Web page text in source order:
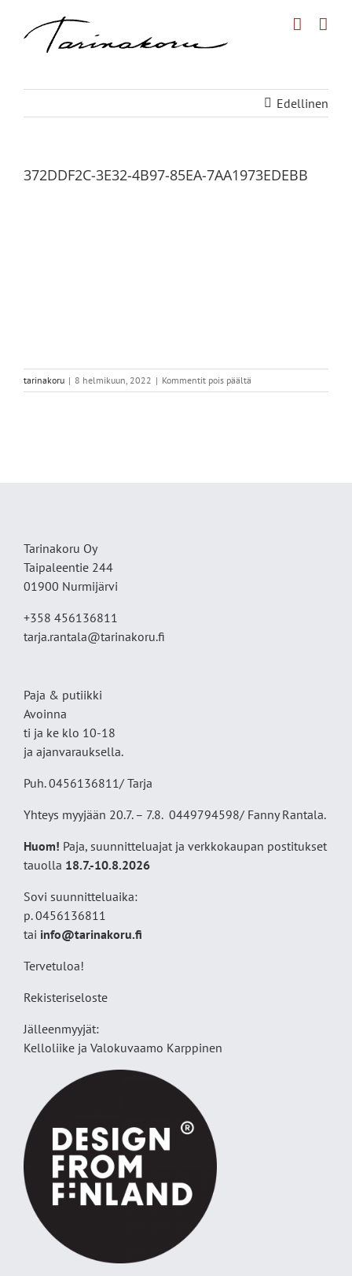
Edellinen
372DDF2C-3E32-4B97-85EA-7AA1973EDEBB
tarinakoru | 8 helmikuun, 2022 | Kommentit pois päältä
372DDF2C-
Tarinakoru Oy
Taipaleentie 244
01900 Nurmijärvi
+358 456136811
tarja.rantala@tarinakoru.fi
Paja & putiikki
Avoinna
ti ja ke klo 10-18
ja ajanvarauksella.
Puh. 0456136811/ Tarja
Yhteys myyjään 20.7. – 7.8. 0449794598/ Fanny Rantala.
Huom! Paja, suunnitteluajat ja verkkokaupan postitukset
tauolla 18.7.-10.8.2026
Sovi suunnitteluaika:
p. 0456136811
tai info@tarinakoru.fi
Tervetuloa!
Rekisteriseloste
Jälleenmyyjät:
Kelloliike ja Valokuvaamo Karppinen